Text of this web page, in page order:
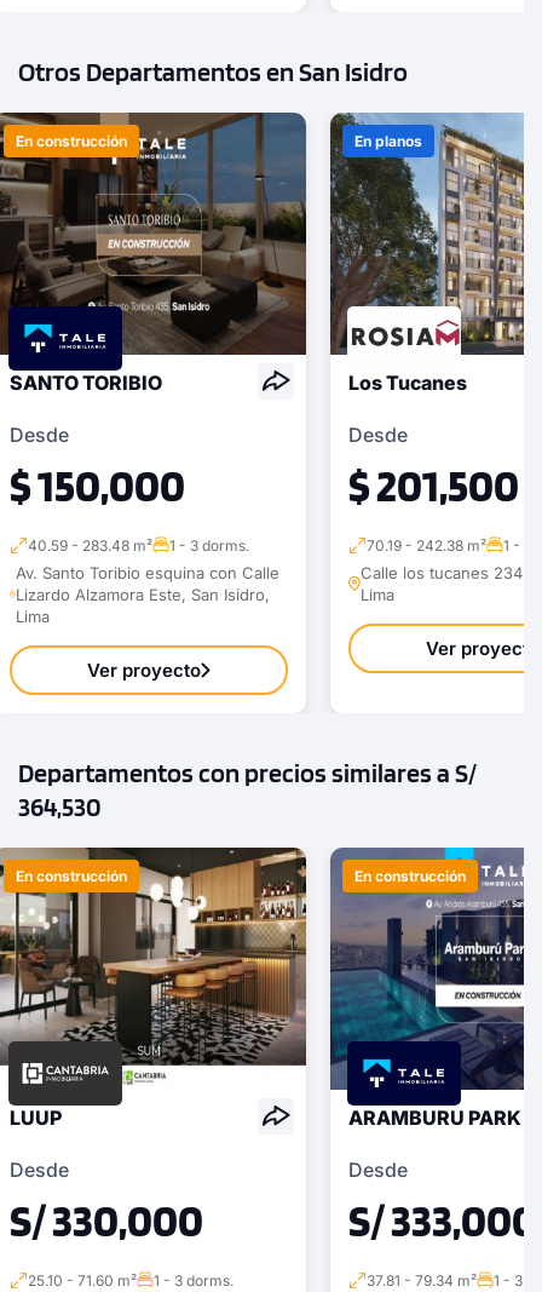
Otros Departamentos en San Isidro
En construcción
SANTO TORIBIO
Desde
$ 150,000
40.59 - 283.48 m² 1 - 3 dorms.
Av. Santo Toribio esquina con Calle
Lizardo Alzamora Este, San Isidro,
Lima
Ver proyecto
En planos
Los Tucanes
Desde
$ 201,500
70.19 - 242.38 m² 1 - 4
Calle los tucanes 234,
Lima
Ver proyecto
Departamentos con precios similares a S/
364,530
En construcción
LUUP
Desde
S/ 330,000
25.10 - 71.60 m² 1 - 3 dorms.
En construcción
ARAMBURU PARK
Desde
S/ 333,000
37.81 - 79.34 m² 1 - 3